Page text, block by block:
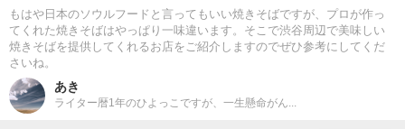
もはや日本のソウルフードと言ってもいい焼きそばですが、プロが作っ
てくれた焼きそばはやっぱり一味違います。そこで渋谷周辺で美味しい
焼きそばを提供してくれるお店をご紹介しますのでぜひ参考にしてくだ
さいね。
あき
ライター暦1年のひよっこですが、一生懸命がん...